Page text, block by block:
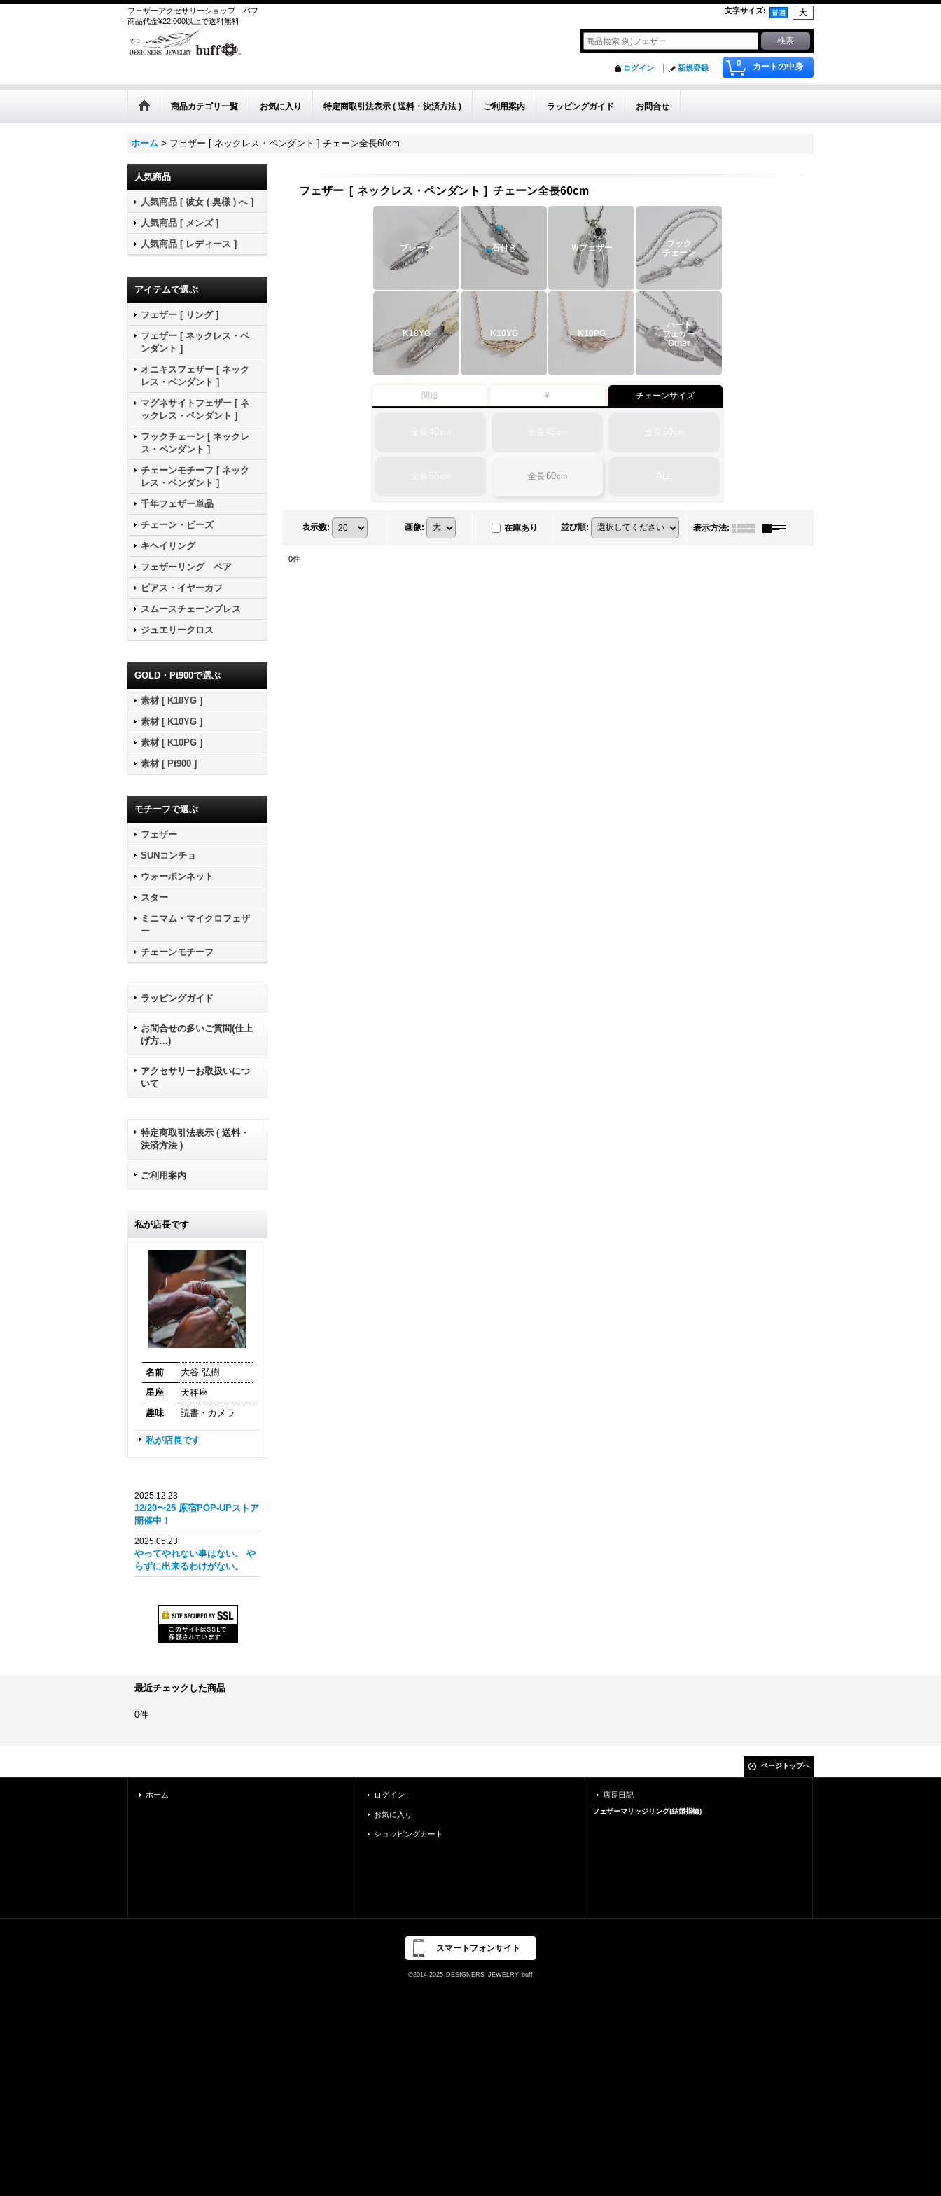
フェザーアクセサリーショップ
バフ
商品代金¥22,000以上で送料無料
文字サイズ:
0 カートの中身
ログイン 新規登録
商品カテゴリ一覧 お気に入り 特定商取引法表示 ( 送料・決済方法 ) ご利用案内 ラッピングガイド お問合せ
ホーム > フェザー [ ネックレス・ペンダント ] チェーン全長60cm
人気商品
人気商品 [ 彼女 ( 奥様 ) へ ]
人気商品 [ メンズ ]
人気商品 [ レディース ]
アイテムで選ぶ
フェザー [ リング ]
フェザー [ ネックレス・ペ
ンダント ]
オニキスフェザー [ ネック
レス・ペンダント ]
マグネサイトフェザー [ ネ
ックレス・ペンダント ]
フックチェーン [ ネックレ
ス・ペンダント ]
チェーンモチーフ [ ネック
レス・ペンダント ]
千年フェザー単品
チェーン・ビーズ
キヘイリング
フェザーリング ペア
ピアス・イヤーカフ
スムースチェーンブレス
ジュエリークロス
GOLD・Pt900で選ぶ
素材 [ K18YG ]
素材 [ K10YG ]
素材 [ K10PG ]
素材 [ Pt900 ]
モチーフで選ぶ
フェザー
SUNコンチョ
ウォーボンネット
スター
ミニマム・マイクロフェザ
ー
チェーンモチーフ
ラッピングガイド
お問合せの多いご質問(仕上
げ方…)
アクセサリーお取扱いにつ
いて
特定商取引法表示 ( 送料・
決済方法 )
ご利用案内
私が店長です
名前
大谷 弘樹
星座
天秤座
趣味
読書・カメラ
私が店長です
2025.12.23
12/20〜25 原宿POP-UPストア
開催中！
2025.05.23
やってやれない事はない。 や
らずに出来るわけがない。
フェザー [ ネックレス・ペンダント ] チェーン全長60cm
プレーン 石付き Ｗフェザー
フック
チェーン
K18YG K10YG K10PG
ハート
フェザー
Other
関連 ¥ チェーンサイズ
全長60cm
表示数: 画像: 在庫あり 並び順: 表示方法:
0件
最近チェックした商品
0件
ページトップへ
ホーム ログイン
お気に入り
ショッピングカート
店長日記
フェザーマリッジリング(結婚指輪)
スマートフォンサイト
©2014-2025 DESIGNERS JEWELRY buff